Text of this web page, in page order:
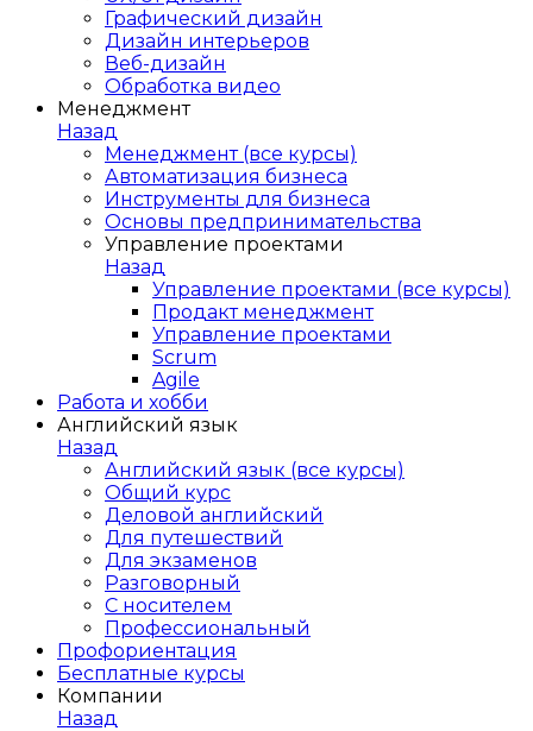
Графический дизайн
Дизайн интерьеров
Веб-дизайн
Обработка видео
Менеджмент
Назад
Менеджмент (все курсы)
Автоматизация бизнеса
Инструменты для бизнеса
Основы предпринимательства
Управление проектами
Назад
Управление проектами (все курсы)
Продакт менеджмент
Управление проектами
Scrum
Agile
Работа и хобби
Английский язык
Назад
Английский язык (все курсы)
Общий курс
Деловой английский
Для путешествий
Для экзаменов
Разговорный
С носителем
Профессиональный
Профориентация
Бесплатные курсы
Компании
Назад